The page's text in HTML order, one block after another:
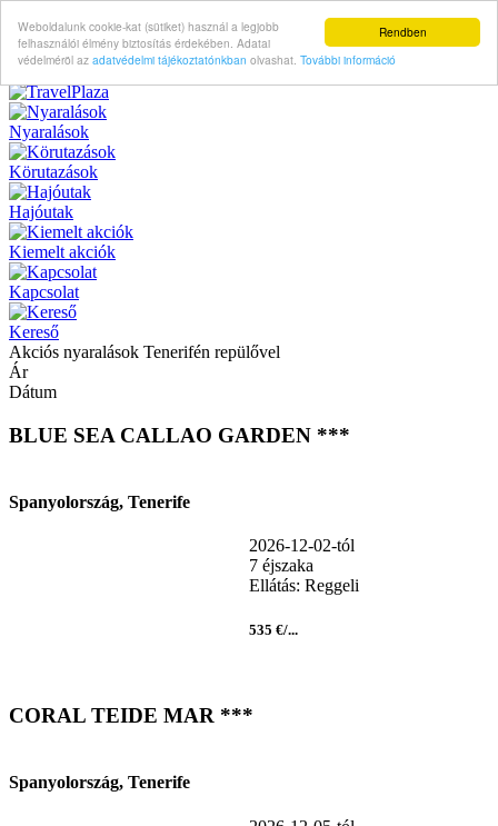
Rendben
Weboldalunk cookie-kat (sütiket) használ a legjobb
felhasználói élmény biztosítás érdekében. Adatai
védelméröl az adatvédelmi tájékoztatónkban olvashat. További információ
Nyaralások
Körutazások
Hajóutak
Kiemelt akciók
Kapcsolat
Kereső
Akciós nyaralások Tenerifén repülővel
Ár
Dátum
BLUE SEA CALLAO GARDEN ***
Spanyolország, Tenerife
2026-12-02-tól
7 éjszaka
Ellátás: Reggeli
535 €/...
CORAL TEIDE MAR ***
Spanyolország, Tenerife